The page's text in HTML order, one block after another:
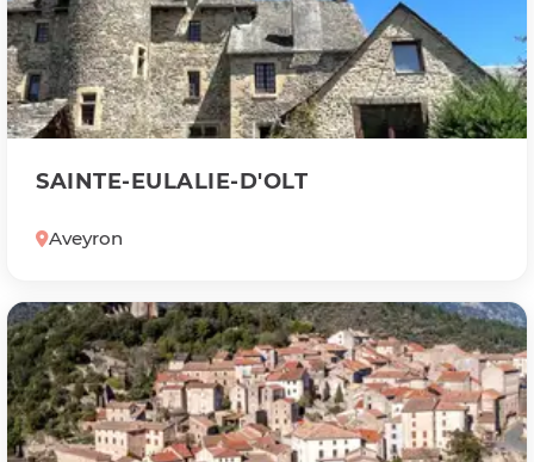
SAINTE-EULALIE-D'OLT
Aveyron